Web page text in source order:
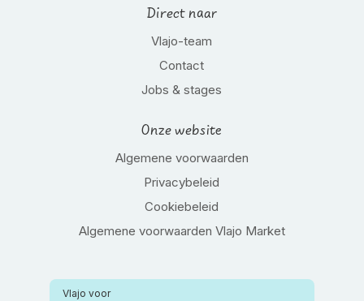
Direct naar
Vlajo-team
Contact
Jobs & stages
Onze website
Algemene voorwaarden
Privacybeleid
Cookiebeleid
Algemene voorwaarden Vlajo Market
Vlajo voor